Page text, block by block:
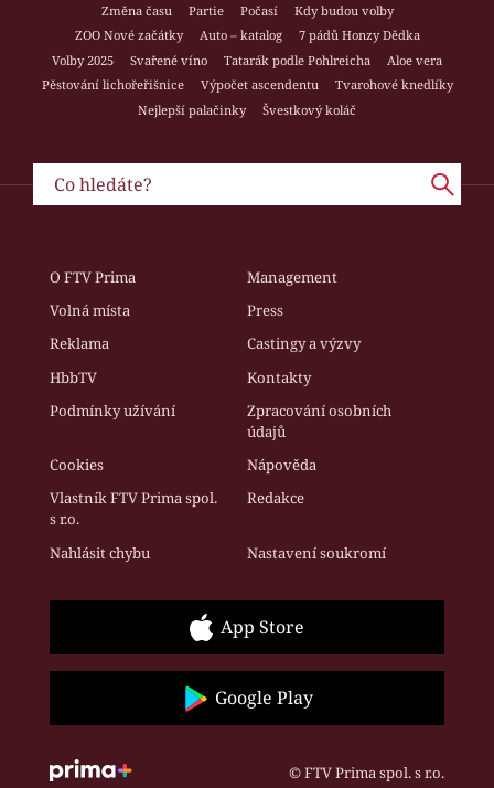
Změna času
Partie Počasí
Kdy budou volby
ZOO Nové začátky
Auto – katalog
7 pádů Honzy Dědka
Volby 2025
Svařené víno Tatarák podle Pohlreicha
Aloe vera
Pěstování lichořeřišnice
Výpočet ascendentu
Tvarohové knedlíky
Nejlepší palačinky
Švestkový koláč
O FTV Prima
Management
Volná místa
Press
Reklama
Castingy a výzvy
HbbTV
Kontakty
Podmínky užívání
Zpracování osobních
údajů
Cookies
Nápověda
Vlastník FTV Prima spol.
s r.o.
Redakce
Nahlásit chybu Nastavení soukromí
App Store
Google Play
© FTV Prima spol. s r.o.